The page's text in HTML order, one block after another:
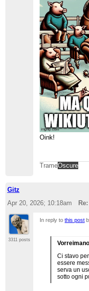
Oink!
TrameOscure
Gitz
Apr 20, 2026; 10:18am
3311 posts
In reply tothis post
Ci stavo
essere
serva un
sotto ogni